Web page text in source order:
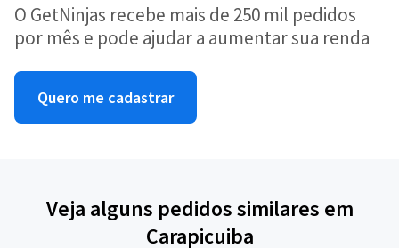
O GetNinjas recebe mais de 250 mil pedidos
por mês e pode ajudar a aumentar sua renda
Quero me cadastrar
Veja alguns pedidos similares em
Carapicuiba